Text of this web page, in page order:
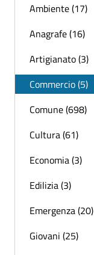
Ambiente (17)
Anagrafe (16)
Artigianato (3)
Commercio (5)
Comune (698)
Cultura (61)
Economia (3)
Edilizia (3)
Emergenza (20)
Giovani (25)